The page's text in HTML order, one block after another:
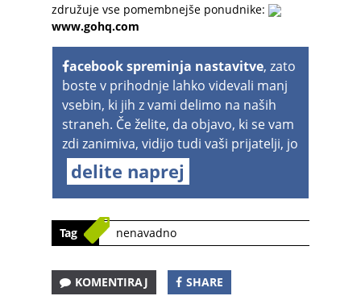
združuje vse pomembnejše ponudnike:
www.gohq.com
acebook spreminja nastavitve, zato
boste v prihodnje lahko videvali manj
vsebin, ki jih z vami delimo na naših
straneh. Če želite, da objavo, ki se vam
zdi zanimiva, vidijo tudi vaši prijatelji, jo
delite naprej
Tag nenavadno
KOMENTIRAJ SHARE